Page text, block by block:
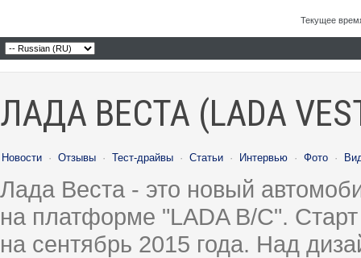
Текущее
ЛАДА ВЕСТА (LADA
Новости · Отзывы · Тест-драйвы · Статьи · Интервью · Фото ·
Лада Веста - это новый
на платформе "LADA B/C".
на сентябрь 2015 года. Над